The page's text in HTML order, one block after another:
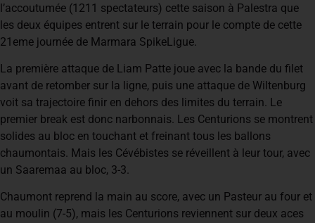
l’accoutumée (1211 spectateurs) cette saison à Palestra que
les deux équipes entrent sur le terrain pour le compte de cette
21eme journée de Marmara SpikeLigue.
La première attaque de Liam Patte joue avec la bande du filet
avant de retomber sur la ligne, puis une attaque de Wiltenburg
voit sa trajectoire finir en dehors des limites du terrain. Le
premier break est donc narbonnais. Les Centurions se montrent
solides au bloc en touchant et freinant tous les ballons
chaumontais. Mais les Cévébistes se réveillent à leur tour, avec
un Saaremaa au bloc, 3-3.
Chaumont reprend la main au score, avec un Pasteur au four et
au moulin (7-5), mais les Centurions reviennent sur deux aces